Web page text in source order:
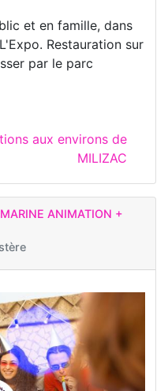
et en famille, dans
Restauration sur
par le parc
aux environs de
MILIZAC
ANIMATION +